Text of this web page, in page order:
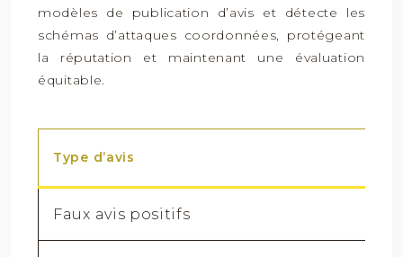
modèles de publication d’avis et détecte les
schémas d’attaques coordonnées, protégeant
la réputation et maintenant une évaluation
équitable.
Type d’avis
Faux avis positifs